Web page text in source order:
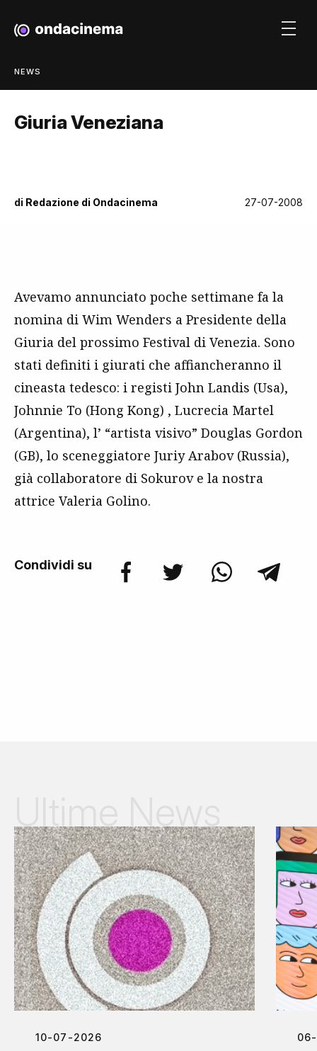
NEWS
Giuria Veneziana
di Redazione di Ondacinema 27-07-2008
Avevamo annunciato poche settimane fa la
nomina di Wim Wenders a Presidente della
Giuria del prossimo Festival di Venezia. Sono
stati definiti i giurati che affiancheranno il
cineasta tedesco: i registi John Landis (Usa),
Johnnie To (Hong Kong) , Lucrecia Martel
(Argentina), l’ “artista visivo” Douglas Gordon
(GB), lo sceneggiatore Juriy Arabov (Russia),
già collaboratore di Sokurov e la nostra
attrice Valeria Golino.
Condividi su
10-07-2026